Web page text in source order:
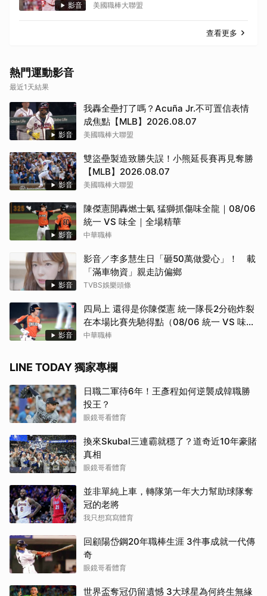
影音 美國職棒大聯盟
查看更多
熱門運動影音
最近1天結果
影音
我轟全壘打了嗎？Acuña Jr.不可置信表情
成焦點【MLB】2026.08.07
美國職棒大聯盟
影音
雙盜壘製造致勝失誤！小熊延長賽再見奪勝
【MLB】2026.08.07
美國職棒大聯盟
影音
陳傑憲開轟燃士氣 猛獅抓傷味全龍｜08/06
統一 VS 味全｜全場精華
中華職棒
影音
影音／李多慧生日「砸50萬做愛心」！ 載
「滿車物資」親走訪偏鄉
TVBS娛樂頭條
影音
四局上 還得是你陳傑憲 統一隊長2分砲炸裂
在本場比賽先馳得點（08/06 統一 VS 味
全）
中華職棒
LINE TODAY 獨家專欄
日職二軍待6年！王彥程如何逆襲成韓職勝
投王？
眼鏡哥看體育
換來Skubal三連霸就穩了？道奇近10年豪賭
真相
眼鏡哥看體育
並非單純上車，轉隊第一年大力幫助球隊奪
冠的老將
我只想寫寫體育
回顧陽岱鋼20年職棒生涯 3件事成就一代傳
奇
眼鏡哥看體育
世界盃奪冠仍留遺憾 3大球星為何終生無緣
取消